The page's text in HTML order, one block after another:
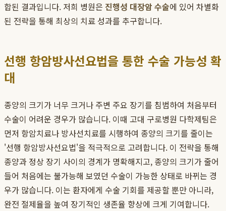
합된 결과입니다. 저희 병원은 진행성 대장암 수술에 있어 차별화
된 전략을 통해 최상의 치료 성과를 추구합니다.
선행 항암방사선요법을 통한 수술 가능성 확
대
종양의 크기가 너무 크거나 주변 주요 장기를 침범하여 처음부터
수술이 어려운 경우가 많습니다. 이때 고대 구로병원 다학제팀은
먼저 항암치료나 방사선치료를 시행하여 종양의 크기를 줄이는
'선행 항암방사선요법'을 적극적으로 고려합니다. 이 전략을 통해
종양과 정상 장기 사이의 경계가 명확해지고, 종양의 크기가 줄어
들어 처음에는 불가능해 보였던 수술이 가능한 상태로 바뀌는 경
우가 많습니다. 이는 환자에게 수술 기회를 제공할 뿐만 아니라,
완전 절제율을 높여 장기적인 생존율 향상에 크게 기여합니다.